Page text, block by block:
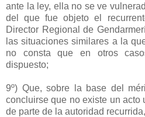
ante la ley, ella no se ve
del que fue objeto el
Director Regional de
las situaciones similares a la
no consta que en otros
dispuesto;
9º) Que, sobre la base del
concluirse que no existe un acto
de parte de la autoridad